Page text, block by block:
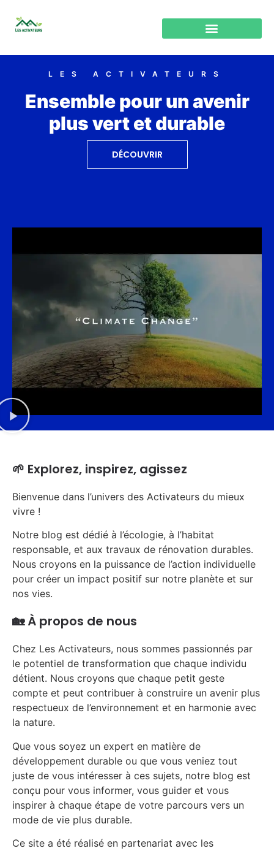
LES ACTIVATEURS
Ensemble pour un avenir
plus vert et durable
DÉCOUVRIR
🌱 Explorez, inspirez, agissez
Bienvenue dans l’univers des Activateurs du mieux
vivre !
Notre blog est dédié à l’écologie, à l’habitat
responsable, et aux travaux de rénovation durables.
Nous croyons en la puissance de l’action individuelle
pour créer un impact positif sur notre planète et sur
nos vies.
🏡 À propos de nous
Chez Les Activateurs, nous sommes passionnés par
le potentiel de transformation que chaque individu
détient. Nous croyons que chaque petit geste
compte et peut contribuer à construire un avenir plus
respectueux de l’environnement et en harmonie avec
la nature.
Que vous soyez un expert en matière de
développement durable ou que vous veniez tout
juste de vous intéresser à ces sujets, notre blog est
conçu pour vous informer, vous guider et vous
inspirer à chaque étape de votre parcours vers un
mode de vie plus durable.
Ce site a été réalisé en partenariat avec les